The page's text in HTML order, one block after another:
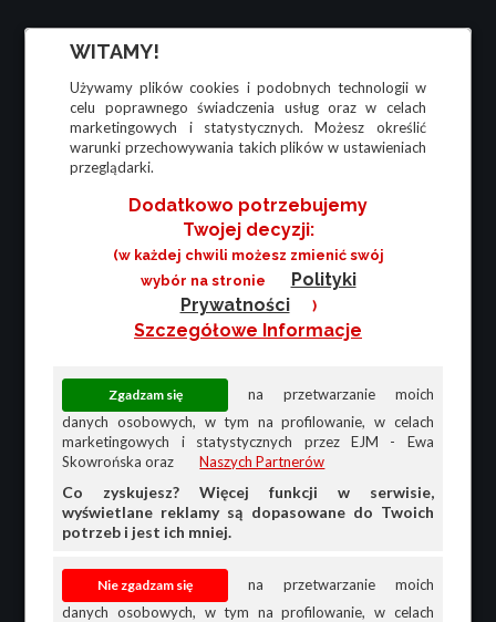
WITAMY!
Używamy plików cookies i podobnych technologii w
celu poprawnego świadczenia usług oraz w celach
marketingowych i statystycznych. Możesz określić
warunki przechowywania takich plików w ustawieniach
przeglądarki.
Dodatkowo potrzebujemy
Twojej decyzji:
(w każdej chwili możesz zmienić swój
wybór na stronie
Polityki
Prywatności
)
Szczegółowe Informacje
na przetwarzanie moich
danych osobowych, w tym na profilowanie, w celach
marketingowych i statystycznych przez EJM - Ewa
Skowrońska oraz
Naszych Partnerów
Co zyskujesz? Więcej funkcji w serwisie,
wyświetlane reklamy są dopasowane do Twoich
potrzeb i jest ich mniej.
na przetwarzanie moich
danych osobowych, w tym na profilowanie, w celach